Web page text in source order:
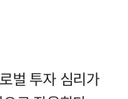
벌 투자 심리가